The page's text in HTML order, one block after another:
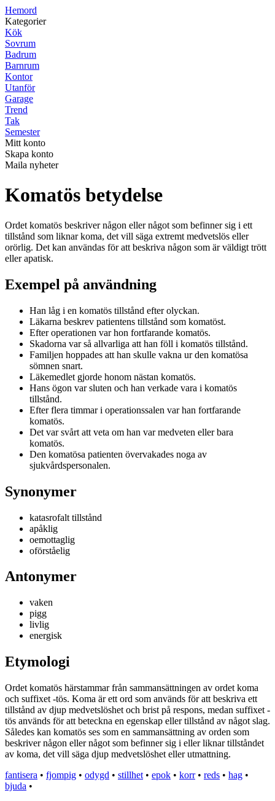
Hemord
Kategorier
Kök
Sovrum
Badrum
Barnrum
Kontor
Utanför
Garage
Trend
Tak
Semester
Mitt konto
Skapa konto
Maila nyheter
Komatös betydelse
Ordet komatös beskriver någon eller något som befinner sig i ett
tillstånd som liknar koma, det vill säga extremt medvetslös eller
orörlig. Det kan användas för att beskriva någon som är väldigt trött
eller apatisk.
Exempel på användning
Han låg i en komatös tillstånd efter olyckan.
Läkarna beskrev patientens tillstånd som komatöst.
Efter operationen var hon fortfarande komatös.
Skadorna var så allvarliga att han föll i komatös tillstånd.
Familjen hoppades att han skulle vakna ur den komatösa
sömnen snart.
Läkemedlet gjorde honom nästan komatös.
Hans ögon var sluten och han verkade vara i komatös
tillstånd.
Efter flera timmar i operationssalen var han fortfarande
komatös.
Det var svårt att veta om han var medveten eller bara
komatös.
Den komatösa patienten övervakades noga av
sjukvårdspersonalen.
Synonymer
katasrofalt tillstånd
apåklig
oemottaglig
oförståelig
Antonymer
vaken
pigg
livlig
energisk
Etymologi
Ordet komatös härstammar från sammansättningen av ordet koma
och suffixet -tös. Koma är ett ord som används för att beskriva ett
tillstånd av djup medvetslöshet och brist på respons, medan suffixet -
tös används för att beteckna en egenskap eller tillstånd av något slag.
Således kan komatös ses som en sammansättning av orden som
beskriver någon eller något som befinner sig i eller liknar tillståndet
av koma, det vill säga djup medvetslöshet eller utmattning.
fantisera • fjompig • odygd • stillhet • epok • korr• reds • hag •
bjuda •